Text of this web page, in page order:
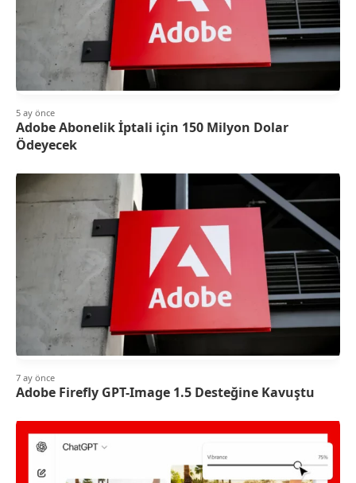
5 ay önce
Adobe Abonelik İptali için 150 Milyon Dolar
Ödeyecek
7 ay önce
Adobe Firefly GPT-Image 1.5 Desteğine Kavuştu